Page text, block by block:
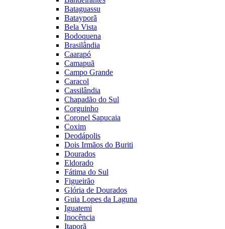
Bataguassu
Batayporã
Bela Vista
Bodoquena
Brasilândia
Caarapó
Camapuã
Campo Grande
Caracol
Cassilândia
Chapadão do Sul
Corguinho
Coronel Sapucaia
Coxim
Deodápolis
Dois Irmãos do Buriti
Dourados
Eldorado
Fátima do Sul
Figueirão
Glória de Dourados
Guia Lopes da Laguna
Iguatemi
Inocência
Itaporã